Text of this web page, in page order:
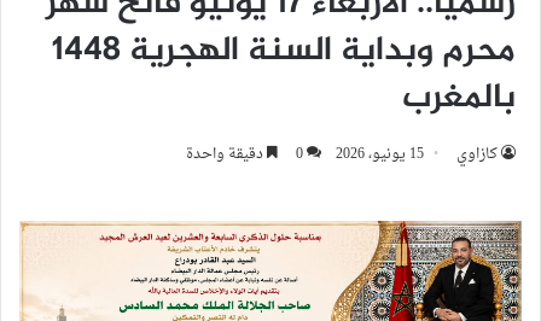
محرم وبداية السنة الهجرية 1448
بالمغرب
كازاوي 15 يونيو، 2026 0 دقيقة واحدة